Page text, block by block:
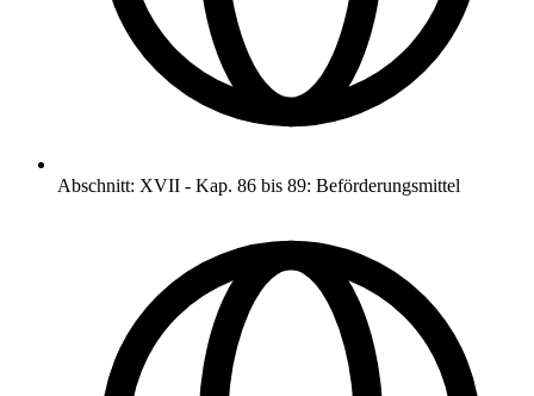
Abschnitt: XVII - Kap. 86 bis 89: Beförderungsmittel